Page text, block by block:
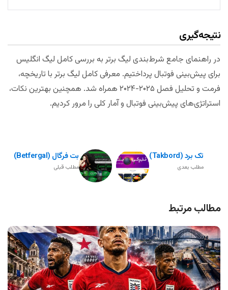
نتیجه‌گیری
در راهنمای جامع شرط‌بندی لیگ برتر به بررسی کامل لیگ انگلیس
برای پیش‌بینی فوتبال پرداختیم. معرفی کامل لیگ برتر با تاریخچه،
فرمت و تحلیل فصل ۲۰۲۵-۲۰۲۴ همراه شد. همچنین بهترین نکات،
استراتژی‌های پیش‌بینی فوتبال و آمار کلی را مرور کردیم.
بت فرگال (betfergal)
مطلب قبلی
تک برد (takbord)
مطلب بعدی
مطالب مرتبط